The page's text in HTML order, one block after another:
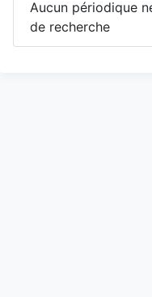
Aucun périodique
de recherche